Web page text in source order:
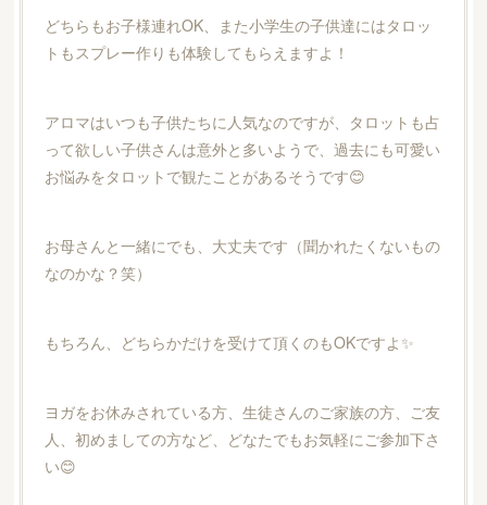
どちらもお子様連れOK、また小学生の子供達にはタロッ
トもスプレー作りも体験してもらえますよ！
アロマはいつも子供たちに人気なのですが、タロットも占
って欲しい子供さんは意外と多いようで、過去にも可愛い
お悩みをタロットで観たことがあるそうです😊
お母さんと一緒にでも、大丈夫です（聞かれたくないもの
なのかな？笑）
もちろん、どちらかだけを受けて頂くのもOKですよ✨
ヨガをお休みされている方、生徒さんのご家族の方、ご友
人、初めましての方など、どなたでもお気軽にご参加下さ
い😊